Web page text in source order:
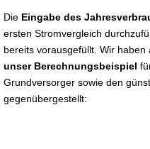
Die Eingabe des
ersten Stromvergleich
bereits vorausgefüllt. Wir haben
unser Berechnungsbeispiel
Grundversorger sowie den
gegenübergestellt: